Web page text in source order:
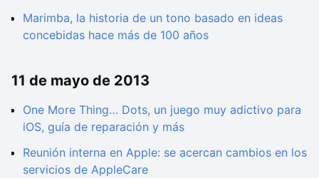
Marimba, la historia de un tono basado en ideas
concebidas hace más de 100 años
11 de mayo de 2013
One More Thing… Dots, un juego muy adictivo para
iOS, guía de reparación y más
Reunión interna en Apple: se acercan cambios en los
servicios de AppleCare